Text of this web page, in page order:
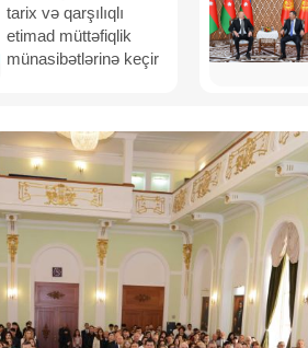
tarix və qarşılıqlı
etimad müttəfiqlik
münasibətlərinə keçir